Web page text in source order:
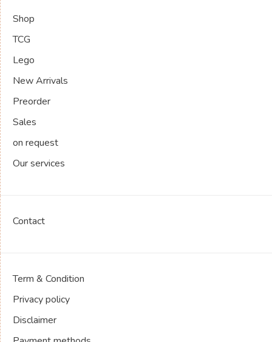
Shop
TCG
Lego
New Arrivals
Preorder
Sales
on request
Our services
Contact
Term & Condition
Privacy policy
Disclaimer